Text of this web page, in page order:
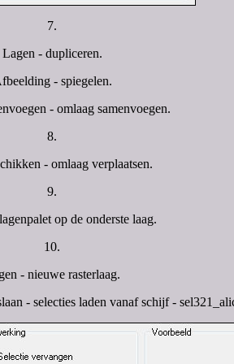
7.
Lagen - dupliceren.
- spiegelen.
- omlaag samenvoegen.
8.
- omlaag verplaatsen.
9.
op de onderste laag.
10.
- nieuwe rasterlaag.
- selecties laden vanaf schijf -